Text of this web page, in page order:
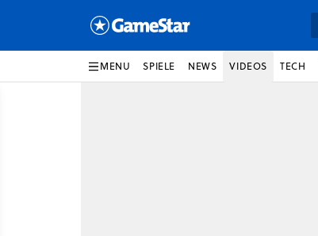
MENU SPIELE NEWS VIDEOS TECH